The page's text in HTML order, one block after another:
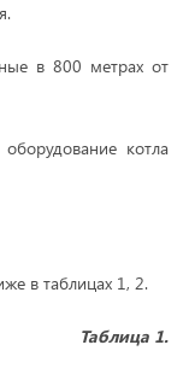
в 800 метрах от
котла
в таблицах 1, 2.
Таблица 1.